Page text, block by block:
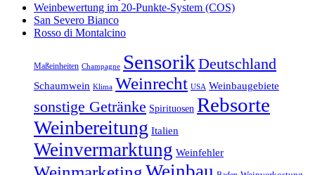
Weinbewertung im 20-Punkte-System (COS)
San Severo Bianco
Rosso di Montalcino
Maßeinheiten Champagne Sensorik Deutschland
Schaumwein Klima Weinrecht USA Weinbaugebiete
sonstige Getränke Spirituosen Rebsorte
Weinbereitung Italien
Weinvermarktung Weinfehler